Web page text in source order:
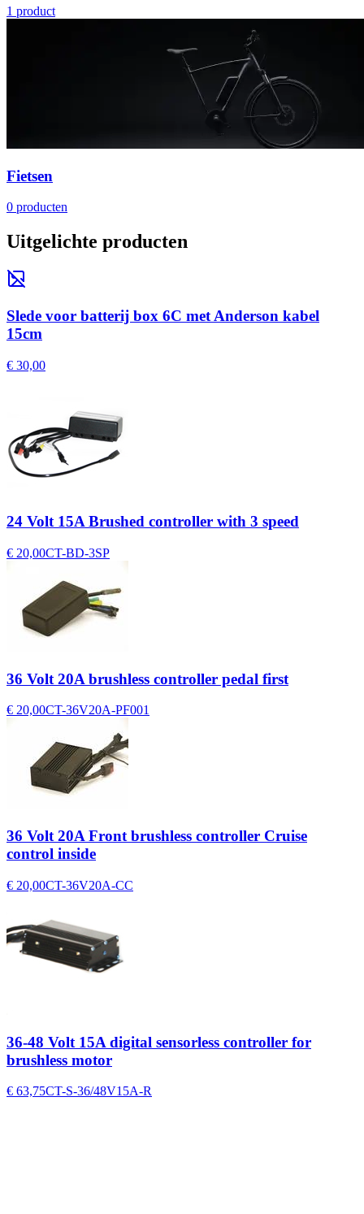
1 product
Fietsen
0 producten
Uitgelichte producten
Slede voor batterij box 6C met Anderson kabel
15cm
€ 30,00
24 Volt 15A Brushed controller with 3 speed
€ 20,00CT-BD-3SP
36 Volt 20A brushless controller pedal first
€ 20,00CT-36V20A-PF001
36 Volt 20A Front brushless controller Cruise
control inside
€ 20,00CT-36V20A-CC
36-48 Volt 15A digital sensorless controller for
brushless motor
€ 63,75CT-S-36/48V15A-R